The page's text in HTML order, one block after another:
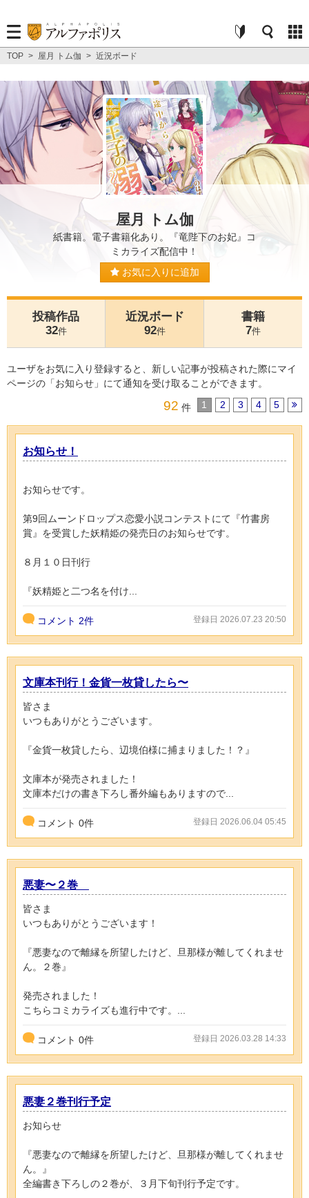
TOP > 屋月 トム伽 > 近況ボード
屋月 トム伽
紙書籍。電子書籍化あり。『竜陛下のお妃』コ
ミカライズ配信中！
お気に入りに追加
投稿作品
32件
近況ボード
92件
書籍
7件
ユーザをお気に入り登録すると、新しい記事が投稿された際にマイ
ページの「お知らせ」にて通知を受け取ることができます。
92 件 1 2 3 4 5
お知らせ！
お知らせです。
第9回ムーンドロップス恋愛小説コンテストにて『竹書房
賞』を受賞した妖精姫の発売日のお知らせです。
８月１０日刊行
『妖精姫と二つ名を付け...
コメント 2件 登録日 2026.07.23 20:50
文庫本刊行！金貨一枚貸したら〜
皆さま
いつもありがとうございます。
『金貨一枚貸したら、辺境伯様に捕まりました！？』
文庫本が発売されました！
文庫本だけの書き下ろし番外編もありますので...
コメント 0件 登録日 2026.06.04 05:45
悪妻〜２巻
皆さま
いつもありがとうございます！
『悪妻なので離縁を所望したけど、旦那様が離してくれませ
ん。２巻』
発売されました！
こちらコミカライズも進行中です。...
コメント 0件 登録日 2026.03.28 14:33
悪妻２巻刊行予定
お知らせ
『悪妻なので離縁を所望したけど、旦那様が離してくれませ
ん。』
全編書き下ろしの２巻が、３月下旬刊行予定です。